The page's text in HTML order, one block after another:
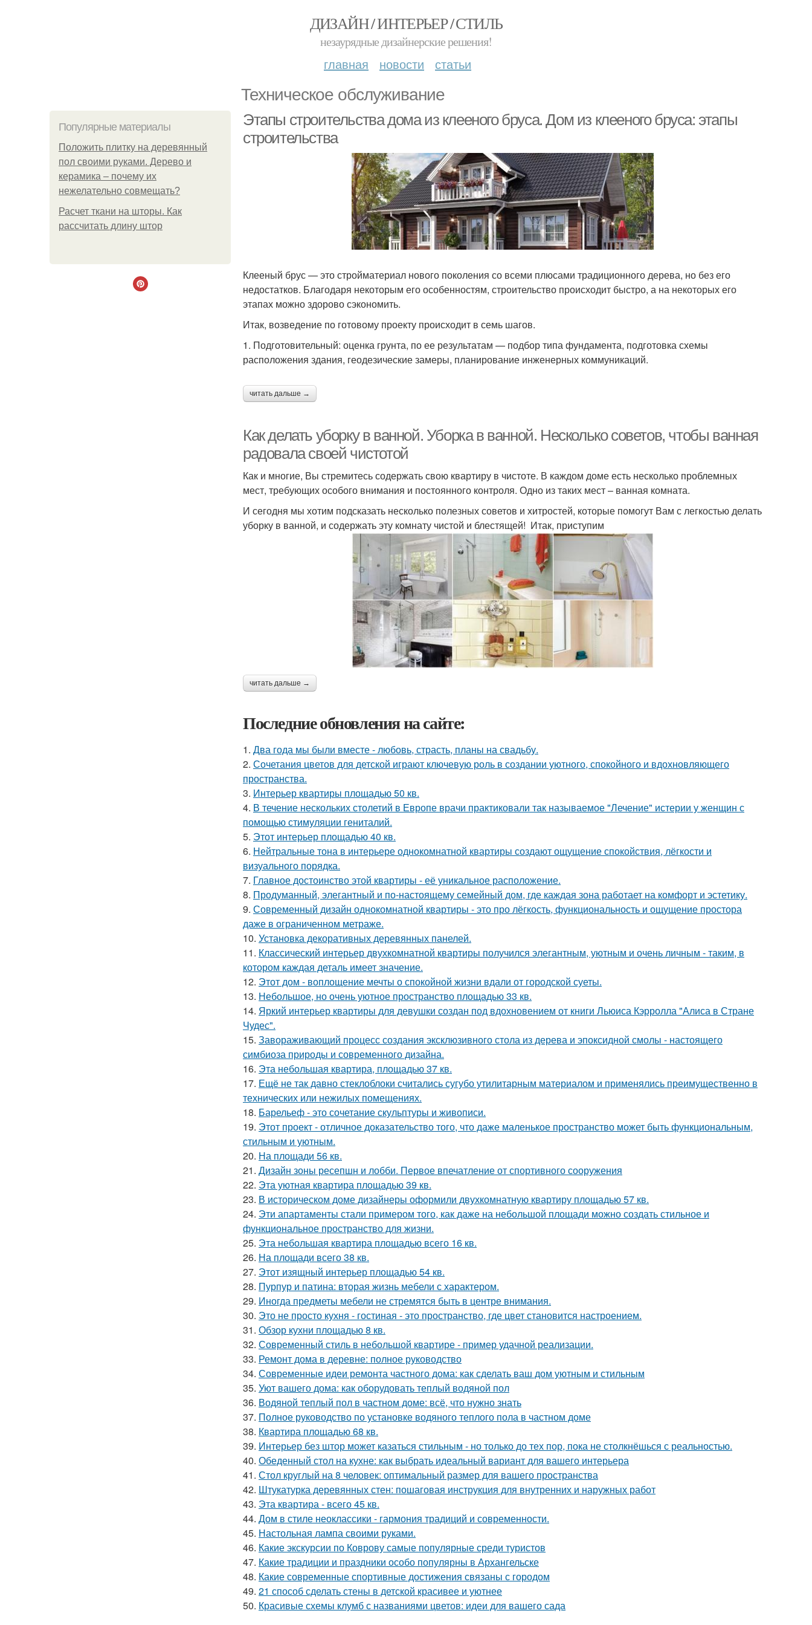
ДИЗАЙН / ИНТЕРЬЕР / СТИЛЬ
незаурядные дизайнерские решения!
главная новости статьи
Техническое обслуживание
Популярные материалы
Положить плитку на деревянный
пол своими руками. Дерево и
керамика – почему их
нежелательно совмещать?
Расчет ткани на шторы. Как
рассчитать длину штор
Этапы строительства дома из клееного бруса. Дом из клееного бруса: этапы
строительства
Клееный брус — это стройматериал нового поколения со всеми плюсами традиционного дерева, но без его
недостатков. Благодаря некоторым его особенностям, строительство происходит быстро, а на некоторых его
этапах можно здорово сэкономить.
Итак, возведение по готовому проекту происходит в семь шагов.
1. Подготовительный: оценка грунта, по ее результатам — подбор типа фундамента, подготовка схемы
расположения здания, геодезические замеры, планирование инженерных коммуникаций.
читать дальше →
Как делать уборку в ванной. Уборка в ванной. Несколько советов, чтобы ванная
радовала своей чистотой
Как и многие, Вы стремитесь содержать свою квартиру в чистоте. В каждом доме есть несколько проблемных
мест, требующих особого внимания и постоянного контроля. Одно из таких мест – ванная комната.
И сегодня мы хотим подсказать несколько полезных советов и хитростей, которые помогут Вам с легкостью делать
уборку в ванной, и содержать эту комнату чистой и блестящей! Итак, приступим
читать дальше →
Последние обновления на сайте:
1. Два года мы были вместе - любовь, страсть, планы на свадьбу.
2. Сочетания цветов для детской играют ключевую роль в создании уютного, спокойного и вдохновляющего
пространства.
3. Интерьер квартиры площадью 50 кв.
4. В течение нескольких столетий в Европе врачи практиковали так называемое "Лечение" истерии у женщин с
помощью стимуляции гениталий.
5. Этот интерьер площадью 40 кв.
6. Нейтральные тона в интерьере однокомнатной квартиры создают ощущение спокойствия, лёгкости и
визуального порядка.
7. Главное достоинство этой квартиры - её уникальное расположение.
8. Продуманный, элегантный и по-настоящему семейный дом, где каждая зона работает на комфорт и эстетику.
9. Современный дизайн однокомнатной квартиры - это про лёгкость, функциональность и ощущение простора
даже в ограниченном метраже.
10. Установка декоративных деревянных панелей.
11. Классический интерьер двухкомнатной квартиры получился элегантным, уютным и очень личным - таким, в
котором каждая деталь имеет значение.
12. Этот дом - воплощение мечты о спокойной жизни вдали от городской суеты.
13. Небольшое, но очень уютное пространство площадью 33 кв.
14. Яркий интерьер квартиры для девушки создан под вдохновением от книги Льюиса Кэрролла "Алиса в Стране
Чудес".
15. Завораживающий процесс создания эксклюзивного стола из дерева и эпоксидной смолы - настоящего
симбиоза природы и современного дизайна.
16. Эта небольшая квартира, площадью 37 кв.
17. Ещё не так давно стеклоблоки считались сугубо утилитарным материалом и применялись преимущественно в
технических или нежилых помещениях.
18. Барельеф - это сочетание скульптуры и живописи.
19. Этот проект - отличное доказательство того, что даже маленькое пространство может быть функциональным,
стильным и уютным.
20. На площади 56 кв.
21. Дизайн зоны ресепшн и лобби. Первое впечатление от спортивного сооружения
22. Эта уютная квартира площадью 39 кв.
23. В историческом доме дизайнеры оформили двухкомнатную квартиру площадью 57 кв.
24. Эти апартаменты стали примером того, как даже на небольшой площади можно создать стильное и
функциональное пространство для жизни.
25. Эта небольшая квартира площадью всего 16 кв.
26. На площади всего 38 кв.
27. Этот изящный интерьер площадью 54 кв.
28. Пурпур и патина: вторая жизнь мебели с характером.
29. Иногда предметы мебели не стремятся быть в центре внимания.
30. Это не просто кухня - гостиная - это пространство, где цвет становится настроением.
31. Обзор кухни площадью 8 кв.
32. Современный стиль в небольшой квартире - пример удачной реализации.
33. Ремонт дома в деревне: полное руководство
34. Современные идеи ремонта частного дома: как сделать ваш дом уютным и стильным
35. Уют вашего дома: как оборудовать теплый водяной пол
36. Водяной теплый пол в частном доме: всё, что нужно знать
37. Полное руководство по установке водяного теплого пола в частном доме
38. Квартира площадью 68 кв.
39. Интерьер без штор может казаться стильным - но только до тех пор, пока не столкнёшься с реальностью.
40. Обеденный стол на кухне: как выбрать идеальный вариант для вашего интерьера
41. Стол круглый на 8 человек: оптимальный размер для вашего пространства
42. Штукатурка деревянных стен: пошаговая инструкция для внутренних и наружных работ
43. Эта квартира - всего 45 кв.
44. Дом в стиле неоклассики - гармония традиций и современности.
45. Настольная лампа своими руками.
46. Какие экскурсии по Коврову самые популярные среди туристов
47. Какие традиции и праздники особо популярны в Архангельске
48. Какие современные спортивные достижения связаны с городом
49. 21 способ сделать стены в детской красивее и уютнее
50. Красивые схемы клумб с названиями цветов: идеи для вашего сада